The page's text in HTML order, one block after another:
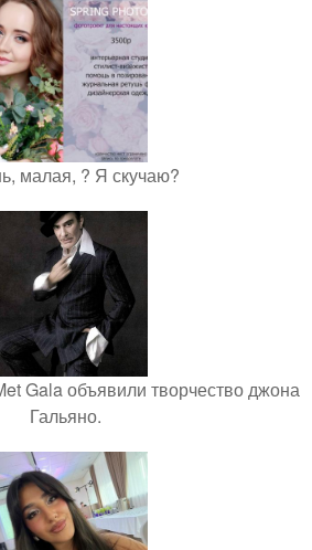
малая, ? Я скучаю?
Gala объявили творчество джона
Гальяно.